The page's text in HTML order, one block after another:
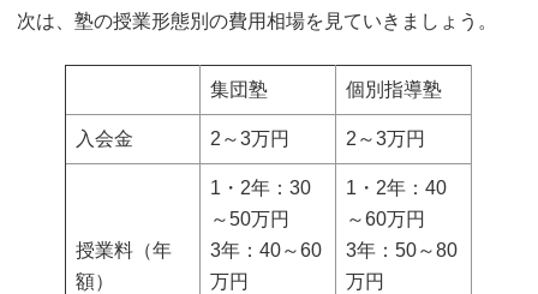
次は、塾の授業形態別の費用相場を見ていきましょう。
集団塾 個別指導塾
入会金 2～3万円 2～3万円
授業料（年
額）
1・2年：30
～50万円
3年：40～60
万円
1・2年：40
～60万円
3年：50～80
万円